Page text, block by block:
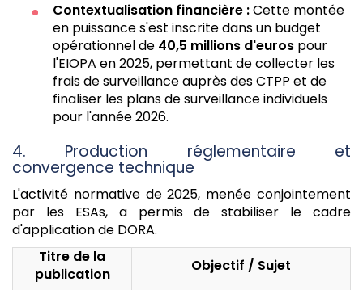
Contextualisation financière :Cette montée
en puissance s'est inscrite dans un budget
opérationnel de 40,5 millions d'euros pour
l'EIOPA en 2025, permettant de collecter les
frais de surveillance auprès des CTPP et de
finaliser les plans de surveillance individuels
pour l'année 2026.
4. Production réglementaire et
convergence technique
L'activité normative de 2025, menée conjointement
par les ESAs, a permis de stabiliser le cadre
d'application de DORA.
Titre de la
publication
Objectif / Sujet